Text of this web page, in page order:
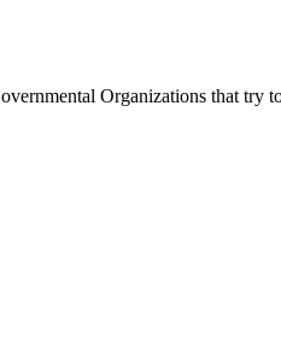
Organizations that try